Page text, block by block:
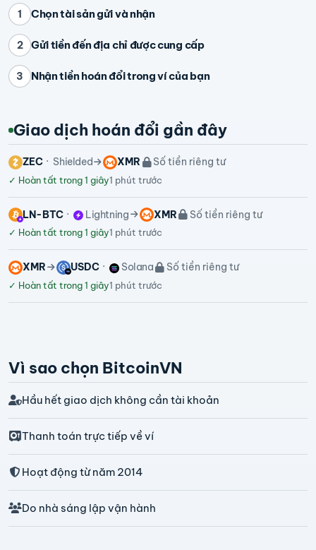
1 Chọn tài sản gửi và nhận
2 Gửi tiền đến địa chỉ được cung cấp
3 Nhận tiền hoán đổi trong ví của bạn
Giao dịch hoán đổi gần đây
ZEC Shielded XMR Số tiền riêng tư
✓ Hoàn tất trong 1 giây1 phút trước
LN-BTC Lightning XMR Số tiền riêng tư
✓ Hoàn tất trong 1 giây1 phút trước
XMR USDC Solana Số tiền riêng tư
✓ Hoàn tất trong 1 giây1 phút trước
Vì sao chọn BitcoinVN
Hầu hết giao dịch không cần tài khoản
Thanh toán trực tiếp về ví
Hoạt động từ năm 2014
Do nhà sáng lập vận hành